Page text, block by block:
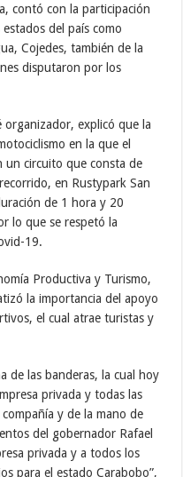
contó con la participación
del país como
Cojedes, también de la
disputaron por los
organizador, explicó que la
en la que el
un circuito que consta de
en Rustypark San
de 1 hora y 20
lo que se respetó la
19.
Productiva y Turismo,
la importancia del apoyo
el cual atrae turistas y
de las banderas, la cual hoy
privada y todas las
y de la mano de
del gobernador Rafael
privada y a todos los
para el estado Carabobo”,